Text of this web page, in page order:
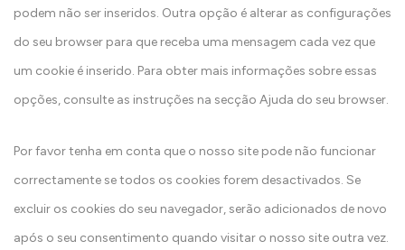
podem não ser inseridos. Outra opção é alterar as configurações
do seu browser para que receba uma mensagem cada vez que
um cookie é inserido. Para obter mais informações sobre essas
opções, consulte as instruções na secção Ajuda do seu browser.
Por favor tenha em conta que o nosso site pode não funcionar
correctamente se todos os cookies forem desactivados. Se
excluir os cookies do seu navegador, serão adicionados de novo
após o seu consentimento quando visitar o nosso site outra vez.